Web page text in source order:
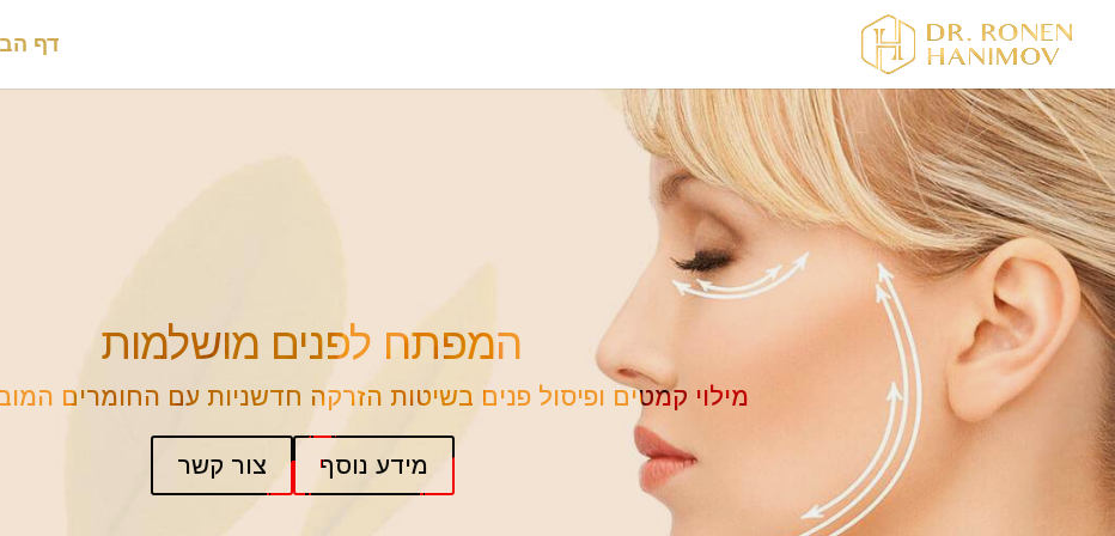
דף
המפתח לפנים מושלמות
מילוי קמטים ופיסול פנים בשיטות הזרקה חדשניות עם החומרים
מידע נוסף צור קשר